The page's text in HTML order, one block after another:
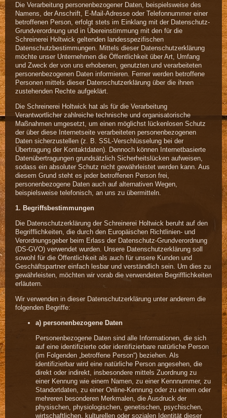
Die Verarbeitung personenbezogener Daten, beispielsweise des
Namens, der Anschrift, E-Mail-Adresse oder Telefonnummer einer
betroffenen Person, erfolgt stets im Einklang mit der Datenschutz-
Grundverordnung und in Übereinstimmung mit den für die
Schreinerei Holtwick geltenden landesspezifischen
Datenschutzbestimmungen. Mittels dieser Datenschutzerklärung
möchte unser Unternehmen die Öffentlichkeit über Art, Umfang
und Zweck der von uns erhobenen, genutzten und verarbeiteten
personenbezogenen Daten informieren. Ferner werden betroffene
Personen mittels dieser Datenschutzerklärung über die ihnen
zustehenden Rechte aufgeklärt.
Die Schreinerei Holtwick hat als für die Verarbeitung
Verantwortlicher zahlreiche technische und organisatorische
Maßnahmen umgesetzt, um einen möglichst lückenlosen Schutz
der über diese Internetseite verarbeiteten personenbezogenen
Daten sicherzustellen (z. B. SSL-Verschlüsselung bei der
Übertragung der Kontaktdaten). Dennoch können Internetbasierte
Datenübertragungen grundsätzlich Sicherheitslücken aufweisen,
sodass ein absoluter Schutz nicht gewährleistet werden kann. Aus
diesem Grund steht es jeder betroffenen Person frei,
personenbezogene Daten auch auf alternativen Wegen,
beispielsweise telefonisch, an uns zu übermitteln.
1. Begriffsbestimmungen
Die Datenschutzerklärung der Schreinerei Holtwick beruht auf den
Begrifflichkeiten, die durch den Europäischen Richtlinien- und
Verordnungsgeber beim Erlass der Datenschutz-Grundverordnung
(DS-GVO) verwendet wurden. Unsere Datenschutzerklärung soll
sowohl für die Öffentlichkeit als auch für unsere Kunden und
Geschäftspartner einfach lesbar und verständlich sein. Um dies zu
gewährleisten, möchten wir vorab die verwendeten Begrifflichkeiten
erläutern.
Wir verwenden in dieser Datenschutzerklärung unter anderem die
folgenden Begriffe:
a) personenbezogene Daten
Personenbezogene Daten sind alle Informationen, die sich
auf eine identifizierte oder identifizierbare natürliche Person
(im Folgenden „betroffene Person“) beziehen. Als
identifizierbar wird eine natürliche Person angesehen, die
direkt oder indirekt, insbesondere mittels Zuordnung zu
einer Kennung wie einem Namen, zu einer Kennnummer, zu
Standortdaten, zu einer Online-Kennung oder zu einem oder
mehreren besonderen Merkmalen, die Ausdruck der
physischen, physiologischen, genetischen, psychischen,
wirtschaftlichen, kulturellen oder sozialen Identität dieser